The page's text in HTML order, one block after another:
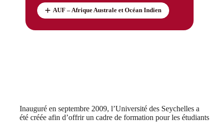
AUF – Afrique Australe et Océan Indien
Inauguré en septembre 2009, l’Université des Seychelles a
été créée afin d’offrir un cadre de formation pour les étudiants